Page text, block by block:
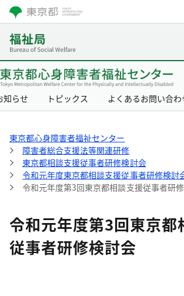
知らせ トピックス よくあるお問い合わ
東京都心身障害者福祉センター
障害者総合支援法等関連研修
東京都相談支援従事者研修検討会
令和元年度東京都相談支援従事者研修検討
令和元年度第3回東京都相談支援従事者研
令和元年度第3回東京都
従事者研修検討会